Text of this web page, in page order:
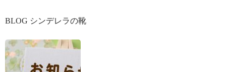
BLOG シンデレラの靴